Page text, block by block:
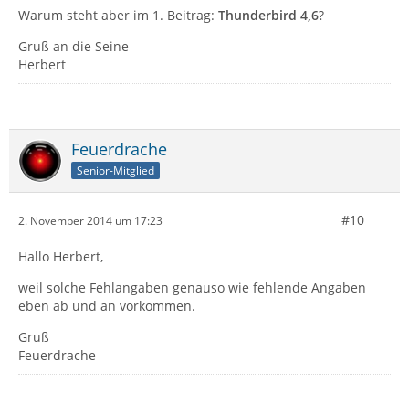
Warum steht aber im 1. Beitrag: Thunderbird 4,6?
Gruß an die Seine
Herbert
Feuerdrache
Senior-Mitglied
2. November 2014 um 17:23 #10
Hallo Herbert,
weil solche Fehlangaben genauso wie fehlende Angaben
eben ab und an vorkommen.
Gruß
Feuerdrache